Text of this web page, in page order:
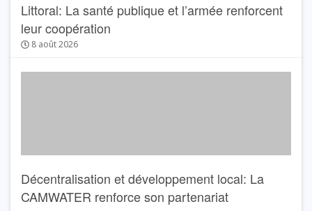
Littoral: La santé publique et l’armée renforcent
leur coopération
8 août 2026
Décentralisation et développement local: La
CAMWATER renforce son partenariat